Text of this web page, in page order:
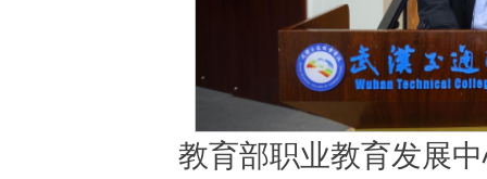
教育部职业教育发展